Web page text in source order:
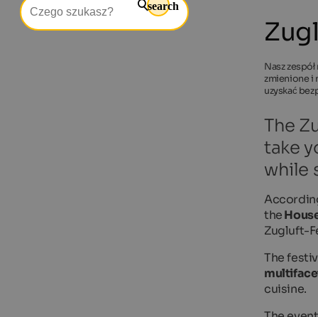
search
Nasz
zmienione i
uzyskać
The
take
while
the
Zugluft-
The
cuisine.